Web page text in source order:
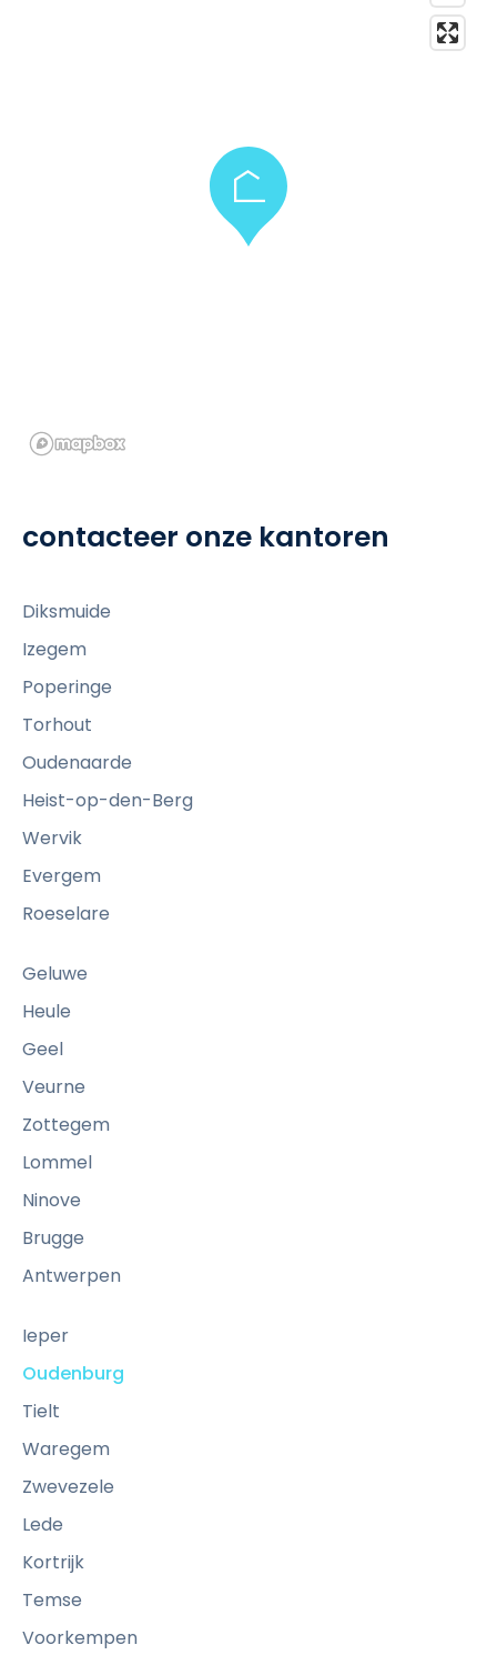
contacteer onze kantoren
Diksmuide
Izegem
Poperinge
Torhout
Oudenaarde
Heist-op-den-Berg
Wervik
Evergem
Roeselare
Geluwe
Heule
Geel
Veurne
Zottegem
Lommel
Ninove
Brugge
Antwerpen
Ieper
Oudenburg
Tielt
Waregem
Zwevezele
Lede
Kortrijk
Temse
Voorkempen